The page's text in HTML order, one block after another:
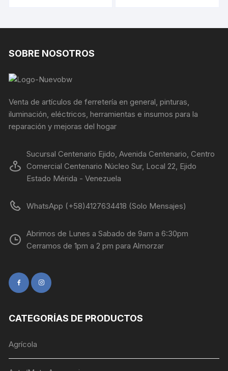
SOBRE NOSOTROS
Venta de artículos de ferretería en general, pinturas,
iluminación, eléctricos, herramientas e insumos para la
reparación y mejoras del hogar
Sucursal Centenario Ejido, Avenida Centenario, Centro
Comercial Centenario Núcleo Sur, Local 22, Ejido
Estado Mérida - Venezuela
WhatsApp (+58)4127634418 (Solo Mensajes)
Abrimos de Lunes a Sabado de 9am a 6:30pm
Cerramos de 1pm a 2 pm para Almorzar
CATEGORÍAS DE PRODUCTOS
Agrícola